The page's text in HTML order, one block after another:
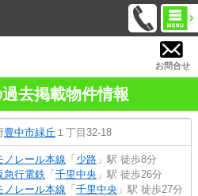
お問合せ
去掲載物件情報
豊中市緑丘 １丁目32-18
ノレール本線 「 少路 」駅 徒歩8分
急行電鉄 「 千里中央 」駅 徒歩26分
ノレール本線 「 千里中央 」駅 徒歩27分